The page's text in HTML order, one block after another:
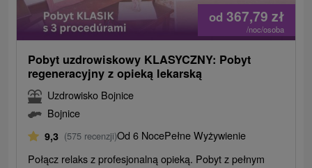
od 367,79 zł
/noc/osoba
Pobyt uzdrowiskowy KLASYCZNY: Pobyt
regeneracyjny z opieką lekarską
Uzdrowisko Bojnice
Bojnice
9,3 (575 recenzji)Od 6 NocePełne Wyżywienie
Połącz relaks z profesjonalną opieką. Pobyt z pełnym